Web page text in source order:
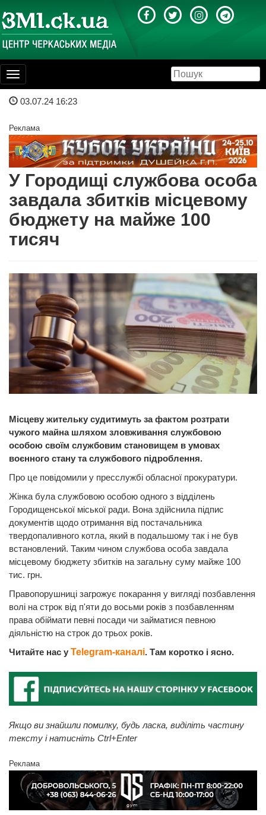
Toggle
navigation
03.07.24 16:23
Реклама
У Городищі службова особа
завдала збитків місцевому
бюджету на майже 100
тисяч
Місцеву жительку судитимуть за фактом розтрати
чужого майна шляхом зловживання службовою
особою своїм службовим становищем в умовах
воєнного стану та службового підроблення.
Про це повідомили у пресслужбі обласної прокуратури.
Жінка була службовою особою одного з відділень
Городищенської міської ради. Вона здійснила підпис
документів щодо отримання від постачальника
твердопаливного котла, який в подальшому так і не був
встановлений. Таким чином службова особа завдала
місцевому бюджету збитків на загальну суму майже 100
тис. грн.
Правопорушниці загрожує покарання у вигляді позбавлення
волі на строк від п'яти до восьми років з позбавленням
права обіймати певні посади чи займатися певною
діяльністю на строк до трьох років.
Читайте нас у Telegram-каналі. Там коротко і ясно.
Якщо ви знайшли помилку, будь ласка, виділіть частину
тексту і натисніть Ctrl+Enter
Реклама